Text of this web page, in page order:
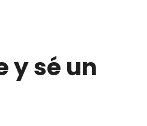
y sé un